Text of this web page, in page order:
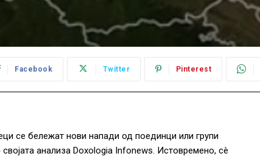
Facebook Twitter Pinterest
се бележат нови напади од поединци или групи
анализа Doxologia Infonews. Истовремено, сè